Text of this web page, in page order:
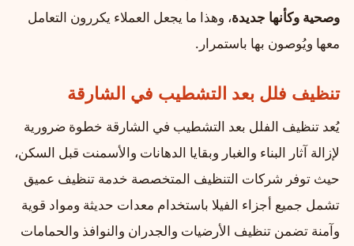
وصحية وكأنها جديدة، وهذا ما يجعل العملاء يكررون التعامل
معها ويُوصون بها باستمرار.
تنظيف فلل بعد التشطيب في الشارقة
يُعد تنظيف الفلل بعد التشطيب في الشارقة خطوة ضرورية
لإزالة آثار البناء والغبار وبقايا الدهانات والأسمنت قبل السكن،
حيث توفر شركات التنظيف المتخصصة خدمة تنظيف عميق
تشمل جميع أجزاء الفيلا باستخدام معدات حديثة ومواد قوية
وآمنة تضمن تنظيف الأرضيات والجدران والنوافذ والحمامات